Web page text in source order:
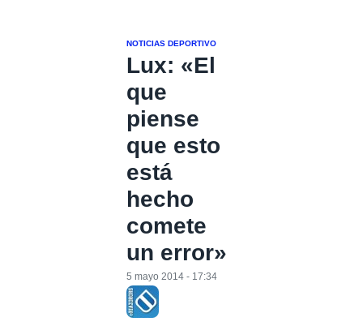
NOTICIAS DEPORTIVO
Lux: «El
que
piense
que esto
está
hecho
comete
un error»
5 mayo 2014 - 17:34